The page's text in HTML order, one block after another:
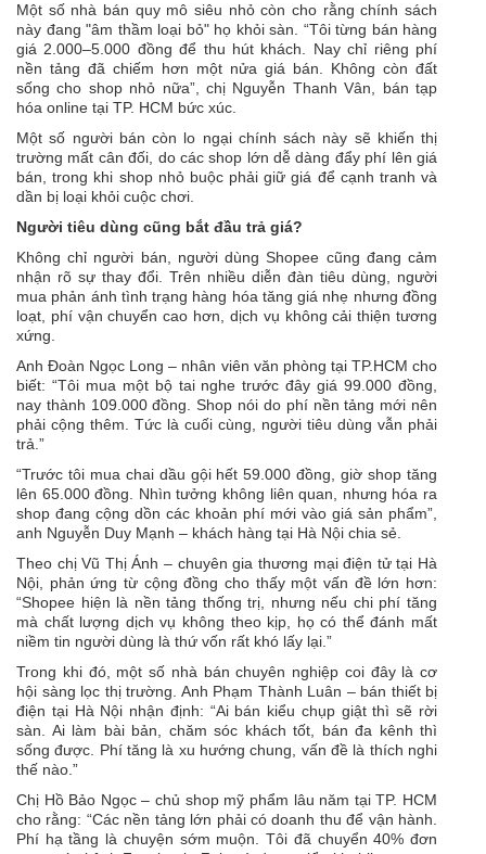
Một số nhà bán quy mô siêu nhỏ còn cho rằng chính sách
này đang "âm thầm loại bỏ" họ khỏi sàn. “Tôi từng bán hàng
giá 2.000–5.000 đồng để thu hút khách. Nay chỉ riêng phí
nền tảng đã chiếm hơn một nửa giá bán. Không còn đất
sống cho shop nhỏ nữa”, chị Nguyễn Thanh Vân, bán tạp
hóa online tại TP. HCM bức xúc.
Một số người bán còn lo ngại chính sách này sẽ khiến thị
trường mất cân đối, do các shop lớn dễ dàng đẩy phí lên giá
bán, trong khi shop nhỏ buộc phải giữ giá để cạnh tranh và
dần bị loại khỏi cuộc chơi.
Người tiêu dùng cũng bắt đầu trả giá?
Không chỉ người bán, người dùng Shopee cũng đang cảm
nhận rõ sự thay đổi. Trên nhiều diễn đàn tiêu dùng, người
mua phản ánh tình trạng hàng hóa tăng giá nhẹ nhưng đồng
loạt, phí vận chuyển cao hơn, dịch vụ không cải thiện tương
xứng.
Anh Đoàn Ngọc Long – nhân viên văn phòng tại TP.HCM cho
biết: “Tôi mua một bộ tai nghe trước đây giá 99.000 đồng,
nay thành 109.000 đồng. Shop nói do phí nền tảng mới nên
phải cộng thêm. Tức là cuối cùng, người tiêu dùng vẫn phải
trả.”
“Trước tôi mua chai dầu gội hết 59.000 đồng, giờ shop tăng
lên 65.000 đồng. Nhìn tưởng không liên quan, nhưng hóa ra
shop đang cộng dồn các khoản phí mới vào giá sản phẩm”,
anh Nguyễn Duy Mạnh – khách hàng tại Hà Nội chia sẻ.
Theo chị Vũ Thị Ánh – chuyên gia thương mại điện tử tại Hà
Nội, phản ứng từ cộng đồng cho thấy một vấn đề lớn hơn:
“Shopee hiện là nền tảng thống trị, nhưng nếu chi phí tăng
mà chất lượng dịch vụ không theo kịp, họ có thể đánh mất
niềm tin người dùng là thứ vốn rất khó lấy lại.”
Trong khi đó, một số nhà bán chuyên nghiệp coi đây là cơ
hội sàng lọc thị trường. Anh Phạm Thành Luân – bán thiết bị
điện tại Hà Nội nhận định: “Ai bán kiểu chụp giật thì sẽ rời
sàn. Ai làm bài bản, chăm sóc khách tốt, bán đa kênh thì
sống được. Phí tăng là xu hướng chung, vấn đề là thích nghi
thế nào.”
Chị Hồ Bảo Ngọc – chủ shop mỹ phẩm lâu năm tại TP. HCM
cho rằng: “Các nền tảng lớn phải có doanh thu để vận hành.
Phí hạ tầng là chuyện sớm muộn. Tôi đã chuyển 40% đơn